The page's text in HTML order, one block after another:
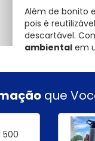
Além de bonito
pois é
descartável.
ambiental em
que
500